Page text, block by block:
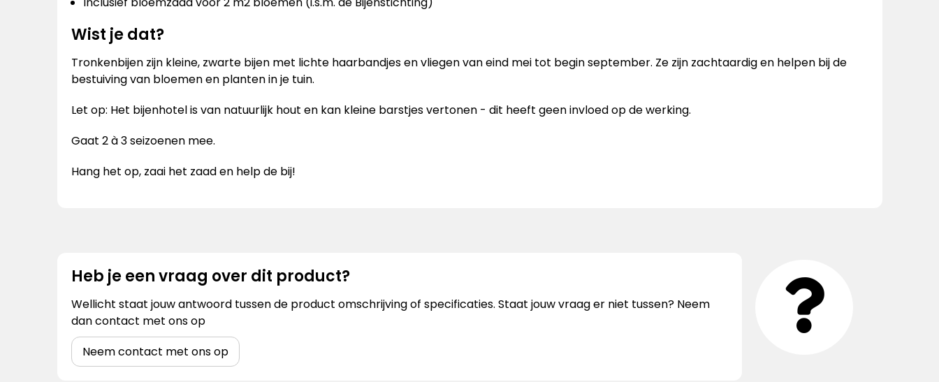
Wist je dat?
Tronkenbijen zijn kleine, zwarte bijen met lichte haarbandjes en vliegen van eind mei tot begin september. Ze zijn zachtaardig en helpen bij de
bestuiving van bloemen en planten in je tuin.
Let op: Het bijenhotel is van natuurlijk hout en kan kleine barstjes vertonen - dit heeft geen invloed op de werking.
Gaat 2 à 3 seizoenen mee.
Hang het op, zaai het zaad en help de bij!
Heb je een vraag over dit product?
Wellicht staat jouw antwoord tussen de product omschrijving of specificaties. Staat jouw vraag er niet tussen? Neem
dan contact met ons op
Neem contact met ons op